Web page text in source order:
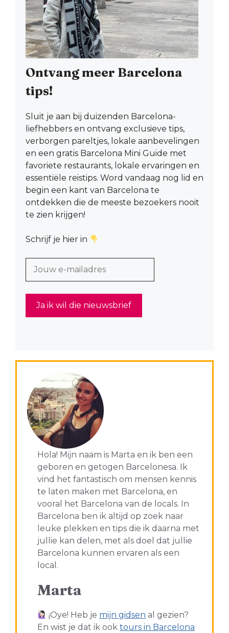
Ontvang meer Barcelona
tips!
Sluit je aan bij duizenden Barcelona-
liefhebbers en ontvang exclusieve tips,
verborgen pareltjes, lokale aanbevelingen
en een gratis Barcelona Mini Guide met
favoriete restaurants, lokale ervaringen en
essentiële reistips. Word vandaag nog lid en
begin een kant van Barcelona te
ontdekken die de meeste bezoekers nooit
te zien krijgen!
Schrijf je hier in
Hola! Mijn naam is Marta en ik ben een
geboren en getogen Barcelonesa. Ik
vind het fantastisch om mensen kennis
te laten maken met Barcelona, en
vooral het Barcelona van de locals. In
Barcelona ben ik altijd op zoek naar
leuke plekken en tips die ik daarna met
jullie kan delen, met als doel dat jullie
Barcelona kunnen ervaren als een
local.
Marta
¡Oye! Heb je mijn gidsen al gezien?
En wist je dat ik ook tours in Barcelona